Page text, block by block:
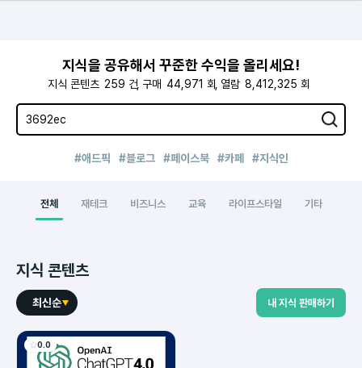
지식을 공유해서 꾸준한 수익을 올리세요!
지식 콘텐츠 259 건 구매 44,971 회 열람 8,412,325 회
#애드픽 #블로그 #페이스북 #카페 #지식인
전체 재테크 비즈니스 교육 라이프스타일 기타
지식 콘텐츠
최신순 내 지식 판매하기
0.0